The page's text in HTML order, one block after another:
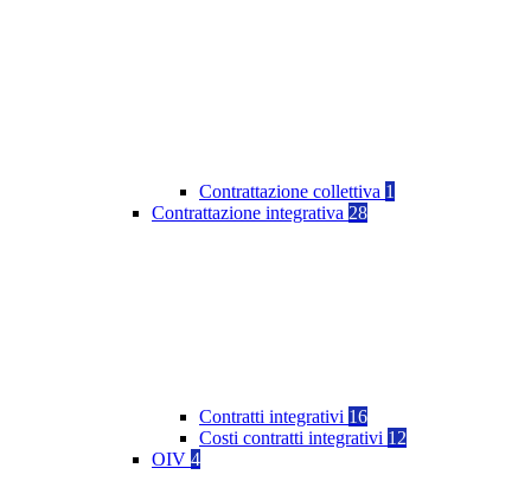
Contrattazione collettiva 1
Contrattazione integrativa 28
Contratti integrativi 16
Costi contratti integrativi 12
OIV 4